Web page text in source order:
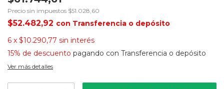
Precio sin impuestos $51.028,60
$52.482,92 con Transferencia o depósito
6 x $10.290,77 sin interés
15% de descuento pagando con Transferencia o depósito
Ver más detalles